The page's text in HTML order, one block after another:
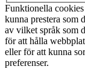
Funktionella
kunna prestera som
av vilket språk som
för att hålla
eller för att kunna
preferenser.